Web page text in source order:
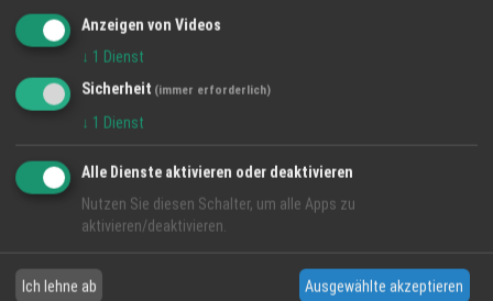
Authentische Stimme
Anzeigen von Videos
↓ 1 Dienst
Sicherheit (immer erforderlich)
↓ 1 Dienst
Alle Dienste aktivieren oder deaktivieren
Nutzen Sie diesen Schalter, um alle Apps zu
aktivieren/deaktivieren.
Ich lehne ab Ausgewählte akzeptieren